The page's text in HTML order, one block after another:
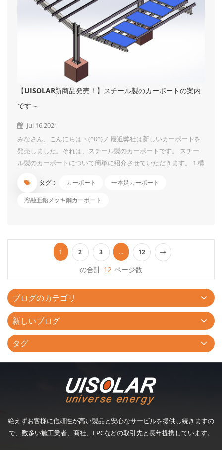
【UISOLAR新商品発売！】スチール製のカーポートの案内
です～
Jul 16,2021
みなさん、こんにちはヽ(^0^)ノ 最近弊社は新しいカーポートを
発売しました。それは、スチール製のカーポートです。 スチー
ル製のカーポートについて簡単に紹介させていただきます。 1.構
者にも楽に駐車できます。 2.最大風速60 m / s、高さはおよそ3 -
4 mまで設計できます。 3.二重カーポート構造は、同じ条件でよ
お問い合わせください。...
タグ : カーポート 一本足カーポート
溶融亜鉛メッキ鋼カーポート
1 2 3 ... 12
の合計 12 ページ数
ブログのカテゴリ
新しいブログ
タグ
絶えずお客様に信頼性が高い製品と安心なサービルを提供し続きますの
で、数多い施工業者、商社、EPCなどの取引先と長年提携しています。